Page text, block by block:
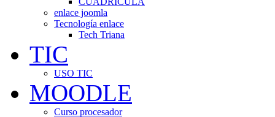
enlace joomla
Tecnología enlace
Tech Triana
TIC
USO TIC
MOODLE
Curso procesador